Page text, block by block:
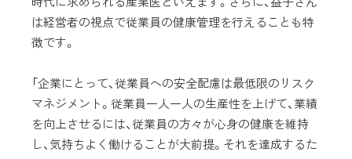
は経営者の視点で従業員の健康管理を行えることも特
徴です。
「企業にとって、従業員への安全配慮は最低限のリスク
マネジメント。従業員一人一人の生産性を上げて、業績
を向上させるには、従業員の方々が心身の健康を維持
し、気持ちよく働けることが大前提。それを達成するた